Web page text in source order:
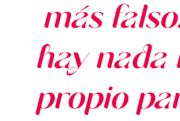
más
hay nada
propio